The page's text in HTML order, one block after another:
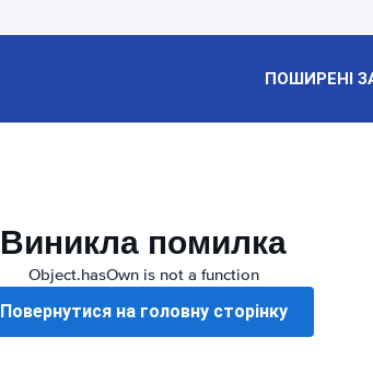
ПОШИРЕНІ
Виникла помилка
Object.hasOwn is not a function
Повернутися на головну сторінку